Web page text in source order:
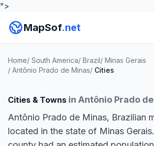
">
MapSof.net
Home/ South America/ Brazil/ Minas Gerais
/ Antônio Prado de Minas/ Cities
Cities & Towns in Antônio Prado
Antônio Prado de Minas, Brazilian
located in the state of Minas